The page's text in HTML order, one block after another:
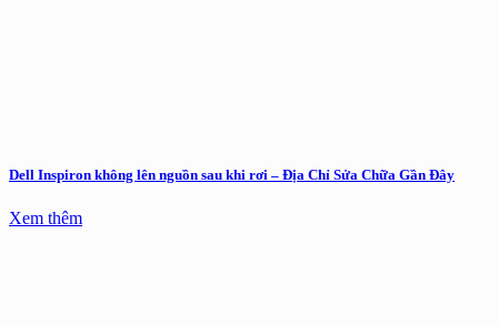
Dell Inspiron không lên nguồn sau khi rơi – Địa Chỉ Sửa Chữa Gần Đây
Xem thêm